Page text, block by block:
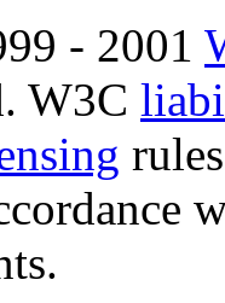
- 2001
W3C